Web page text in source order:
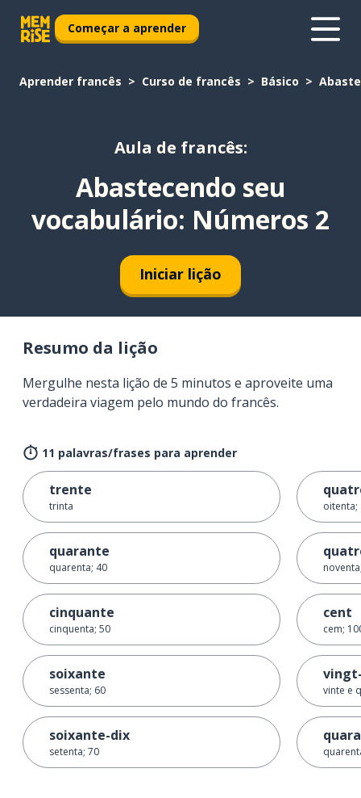
Começar a aprender
Aprender francês Curso de francês Básico
Aula de francês:
Abastecendo seu
vocabulário: Números 2
Iniciar lição
Resumo da lição
Mergulhe nesta lição de 5 minutos e aproveite uma
verdadeira viagem pelo mundo do francês.
11 palavras/frases para aprender
trente
trinta
quarante
quarenta; 40
cinquante
cinquenta; 50
soixante
sessenta; 60
soixante-dix
setenta; 70
oitenta;
cent
cem;
vinte e